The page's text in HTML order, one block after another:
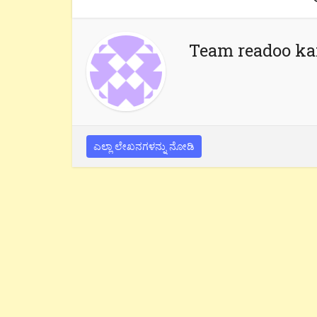
Team readoo
ಎಲ್ಲಾ ಲೇಖನಗಳನ್ನು ನೋಡಿ